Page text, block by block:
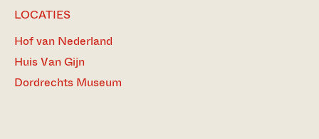
LOCATIES
Hof van Nederland
Huis Van Gijn
Dordrechts Museum